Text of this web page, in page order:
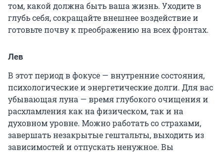
том, какой должна быть ваша жизнь. Уходите в
глубь себя, сокращайте внешнее воздействие и
готовьте почву к преображению на всех фронтах.
Лев
В этот период в фокусе — внутренние состояния,
психологические и энергетические долги. Для вас
убывающая луна — время глубокого очищения и
расхламления как на физическом, так и на
духовном уровне. Можно работать со страхами,
завершать незакрытые гештальты, выходить из
зависимостей и отпускать ненужное. Вы